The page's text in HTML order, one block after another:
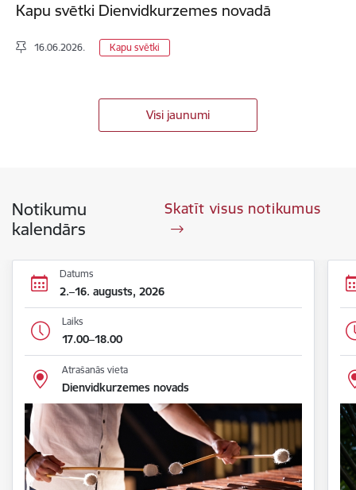
Kapu svētki Dienvidkurzemes novadā
16.06.2026. Kapu svētki
Visi jaunumi
Notikumu
kalendārs
Skatīt visus notikumus
Datums
2.–16. augusts, 2026
Laiks
17.00–18.00
Atrašanās vieta
Dienvidkurzemes novads